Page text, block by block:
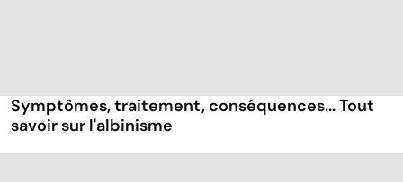
Symptômes, traitement, conséquences... Tout
savoir sur l'albinisme